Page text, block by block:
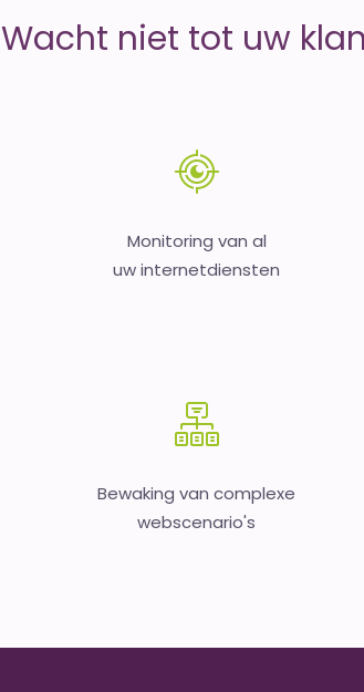
Wacht niet tot uw
Monitoring van al
uw internetdiensten
Bewaking van complexe
webscenario's